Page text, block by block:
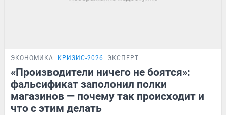
ЭКОНОМИКА КРИЗИС-2026 ЭКСПЕРТ
«Производители ничего не боятся»:
фальсификат заполонил полки
магазинов — почему так происходит и
что с этим делать